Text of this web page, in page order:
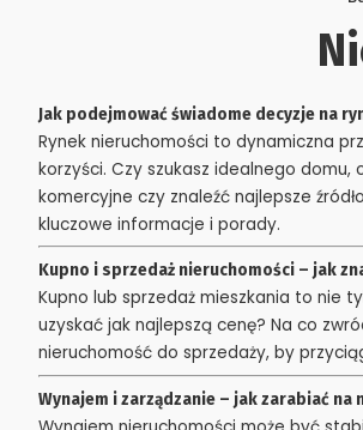
Jak podejmować świadome decyzje na
Rynek nieruchomości to dynamiczna
korzyści. Czy szukasz idealnego
komercyjne czy znaleźć najlepsze
kluczowe informacje i porady.
Kupno i sprzedaż nieruchomości – jak
Kupno lub sprzedaż mieszkania to nie
uzyskać jak najlepszą cenę? Na co
nieruchomość do sprzedaży, by
Wynajem i zarządzanie – jak zarabiać na